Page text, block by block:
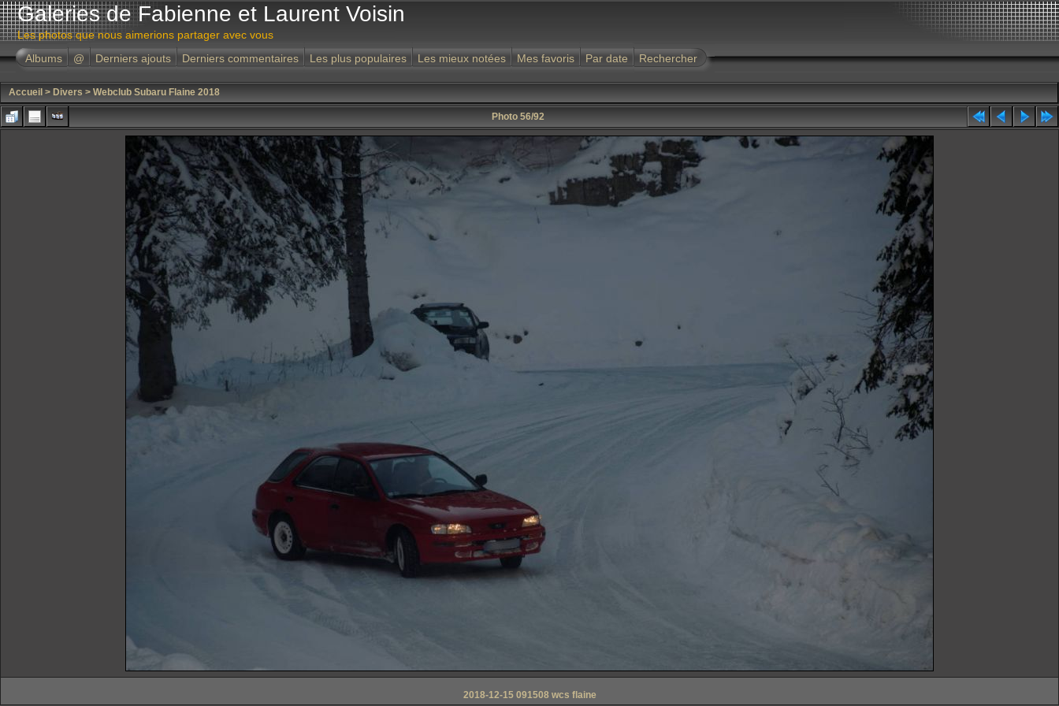
Galeries de Fabienne et Laurent Voisin
Les photos que nous aimerions partager avec vous
Albums
@ Derniers ajouts Derniers commentaires Les plus populaires Les mieux notées Mes favoris Par date Rechercher
Accueil > Divers > Webclub Subaru Flaine 2018
Photo 56/92
2018-12-15 091508 wcs flaine